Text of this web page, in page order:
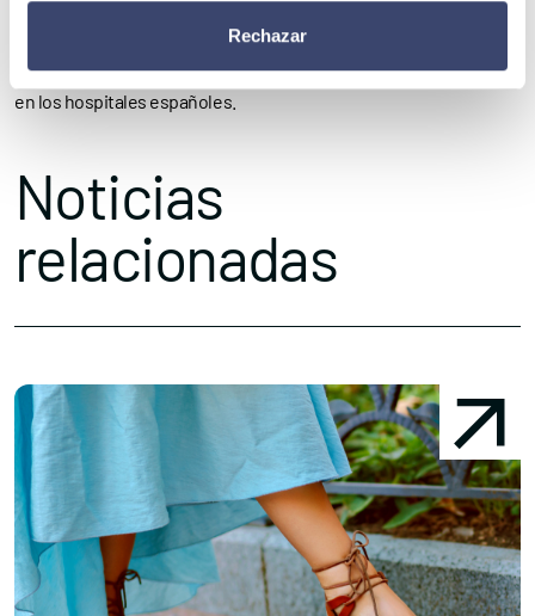
Rechazar
permitan confirmar objetivamente estos beneficios y seguir
avanzando hacia un abordaje más homogéneo de la desnutrición
en los hospitales españoles.
Noticias
relacionadas